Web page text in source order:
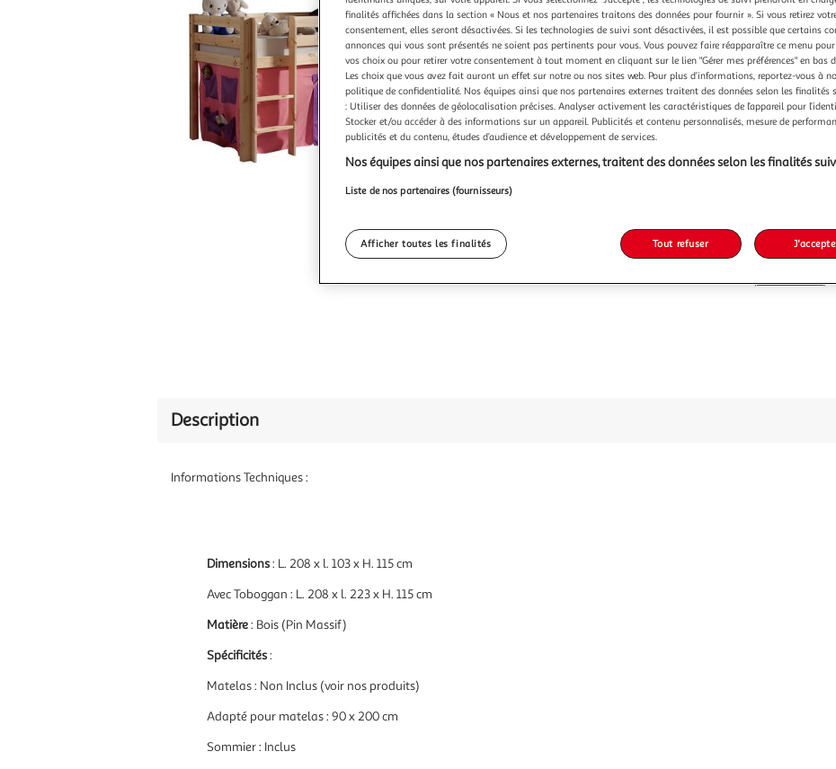
Vendu par
623,99€
Le prix du
retrait sont
présélection ici)
Description
Informations Techniques :
Dimensions: L. 208 x l. 103 x H. 115 cm
Avec Toboggan : L. 208 x l. 223 x H. 115 cm
Matière: Bois (Pin Massif)
Spécificités:
Matelas : Non Inclus (voir nos produits)
Adapté pour matelas : 90 x 200 cm
Sommier : Inclus
finalités affichées dans la section « Nous et nos partenaires traitons des données pour fournir ». Si vous retirez
consentement, elles seront désactivées. Si les technologies de suivi sont désactivées, il est possible que certains
annonces qui vous sont présentés ne soient pas pertinents pour vous. Vous pouvez faire réapparaître ce menu
vos choix ou pour retirer votre consentement à tout moment en cliquant sur le lien "Gérer mes préférences" en bas
Les choix que vous avez fait auront un effet sur notre ou nos sites web. Pour plus d’informations, reportez-vous à
politique de confidentialité. Nos équipes ainsi que nos partenaires externes traitent des données selon les finalités
: Utiliser des données de géolocalisation précises. Analyser activement les caractéristiques de l’appareil pour
Stocker et/ou accéder à des informations sur un appareil. Publicités et contenu personnalisés, mesure de
publicités et du contenu, études d’audience et développement de services.
Nos équipes ainsi que nos partenaires externes, traitent des données selon les finalités
Liste de nos partenaires (fournisseurs)
Afficher toutes les finalités Tout refuser J'accepte